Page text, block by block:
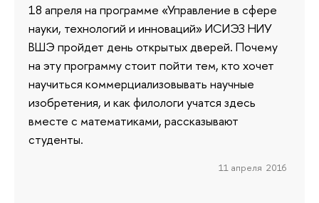
18 апреля на программе «Управление в сфере
науки, технологий и инноваций» ИСИЭЗ НИУ
ВШЭ пройдет день открытых дверей. Почему
на эту программу стоит пойти тем, кто хочет
научиться коммерциализовывать научные
изобретения, и как филологи учатся здесь
вместе с математиками, рассказывают
студенты.
11 апреля 2016